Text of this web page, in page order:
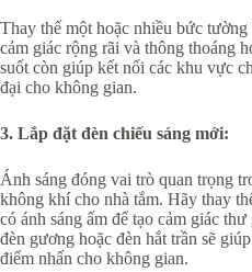
Thay thế một hoặc nhiều bức
cảm giác rộng rãi và thông thoáng
suốt còn giúp kết nối các khu vực
đại cho không gian.
3. Lắp đặt đèn chiếu sáng mới:
Ánh sáng đóng vai trò quan trọng
không khí cho nhà tắm. Hãy thay
có ánh sáng ấm để tạo cảm giác
đèn gương hoặc đèn hắt trần sẽ
điểm nhấn cho không gian.